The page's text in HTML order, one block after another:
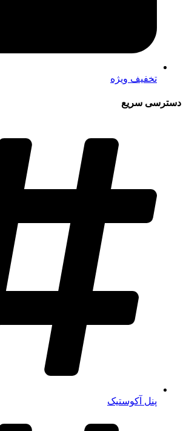
تخفیف ویژه
دسترسی سریع
پنل آکوستیک